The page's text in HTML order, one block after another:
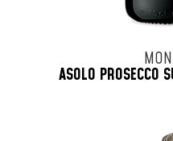
ASOLO PROSECCO